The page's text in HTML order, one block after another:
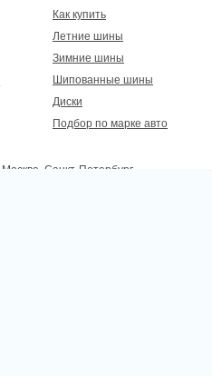
Как купить
Летние шины
Зимние шины
Шипованные шины
Диски
Подбор по марке авто
Москва , Санкт-Петербург,